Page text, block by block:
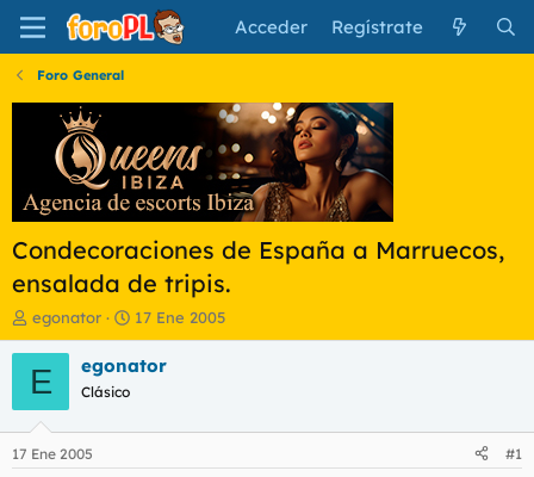
Acceder Regístrate
Foro General
Condecoraciones de España a Marruecos,
ensalada de tripis.
I
n
i
c
a
d
o
egonator
F
e
c
i
17 Ene 2005
E egonator
Clásico
17 Ene 2005 #1